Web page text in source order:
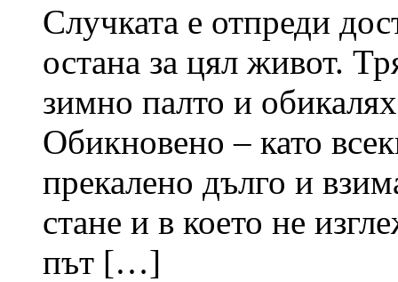
Случката е отпреди
остана за цял живот.
зимно палто и
Обикновено – като
прекалено дълго и
стане и в което не
път […]